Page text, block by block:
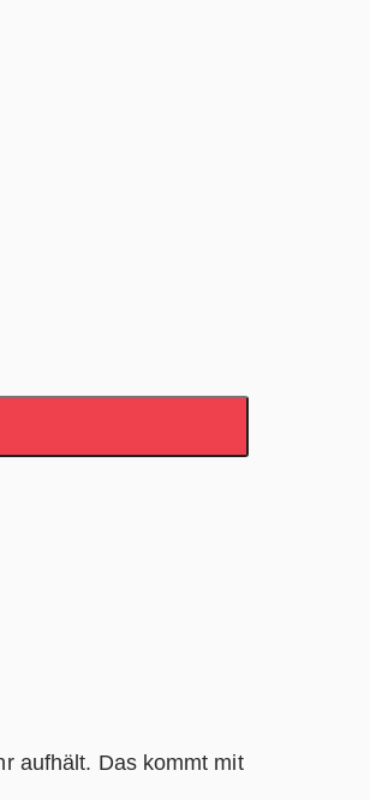
aufhält. Das kommt mit